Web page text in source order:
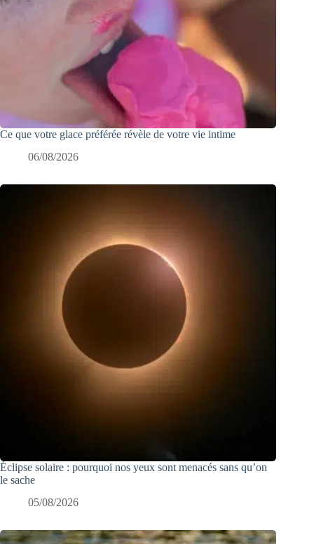
Ce que votre glace préférée révèle de votre vie intime
06/08/2026
Éclipse solaire : pourquoi nos yeux sont menacés sans qu’on
le sache
05/08/2026